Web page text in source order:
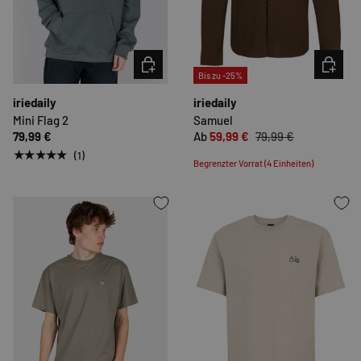
iriedaily
Mini Flag 2
79,99 €
★★★★★ (1)
OPTIONEN AUSWÄHLEN
Bis zu -25%
iriedaily
Samuel
Ab59,99 € 79,99 €
Begrenzter Vorrat (4 Einheiten)